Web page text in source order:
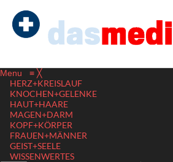
Menu ≡ ╳
HERZ+KREISLAUF
KNOCHEN+GELENKE
HAUT+HAARE
MAGEN+DARM
KOPF+KÖRPER
FRAUEN+MÄNNER
GEIST+SEELE
WISSENWERTES